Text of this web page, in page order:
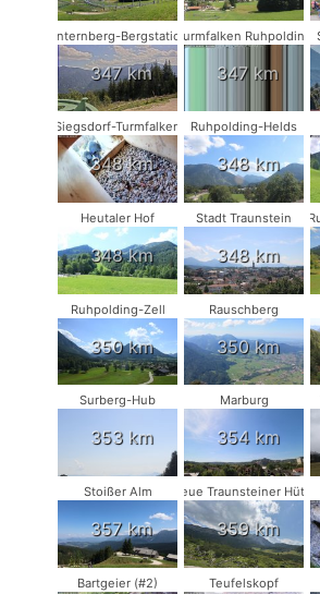
Unternberg-Bergstation
347 km
Turmfalken Ruhpolding
347 km
Siegsdorf-Turmfalken
348 km
Ruhpolding-Helds
348 km
Heutaler Hof
348 km
Stadt Traunstein
348 km
Ruhpolding-Zell
350 km
Rauschberg
350 km
Surberg-Hub
353 km
Marburg
354 km
Stoißer Alm
357 km
Neue Traunsteiner Hütte
359 km
Bartgeier (#2) Teufelskopf